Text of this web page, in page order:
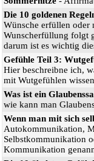
Die 10 goldenen
Wünsche erfüllen
Wunscherfüllung folgt
darum ist es wichtig
Gefühle Teil 3:
Hier beschreibne ich,
mit Wutgefühlen
Was ist ein
wie kann man
Wenn man mit sich
Autokommunikation,
Selbstkommunikation
Kommunikation